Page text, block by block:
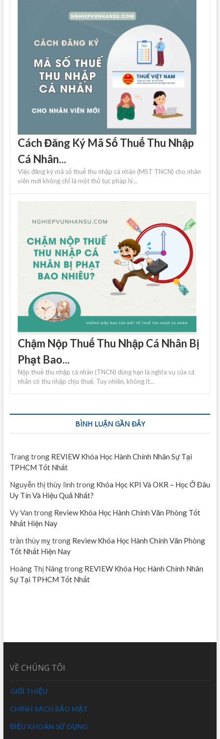
Cách Đăng Ký Mã Số Thuế Thu Nhập
Cá Nhân...
Việc đăng ký mã số thuế thu nhập cá nhân (MST TNCN) cho nhân
viên mới không chỉ là một thủ tục pháp lý...
Chậm Nộp Thuế Thu Nhập Cá Nhân Bị
Phạt Bao...
Nộp thuế thu nhập cá nhân (TNCN) đúng hạn là nghĩa vụ của cá
nhân có thu nhập chịu thuế. Tuy nhiên, không ít...
BÌNH LUẬN GẦN ĐÂY
Trangtrong REVIEW Khóa Học Hành Chính Nhân Sự Tại
TPHCM Tốt Nhất
Nguyễn thị thùy linh trong Khóa Học KPI Và OKR – Học Ở Đâu
Uy Tín Và Hiệu Quả Nhất?
Vy Van trong Review Khóa Học Hành Chính Văn Phòng Tốt
Nhất Hiện Nay
trần thùy mỵ trong Review Khóa Học Hành Chính Văn Phòng
Tốt Nhất Hiện Nay
Hoàng Thị Nângtrong REVIEW Khóa Học Hành Chính Nhân
Sự Tại TPHCM Tốt Nhất
VỀ CHÚNG TÔI
GIỚI THIỆU
CHÍNH SÁCH BẢO MẬT
ĐIỀU KHOẢN SỬ DỤNG